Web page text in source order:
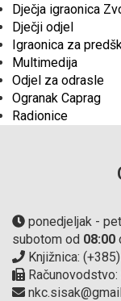
Dječja igraonica
Dječji odjel
Igraonica za
Multimedija
Odjel za odrasle
Ogranak Caprag
Radionice
ponedjeljak -
subotom od 08:00
Knjižnica: